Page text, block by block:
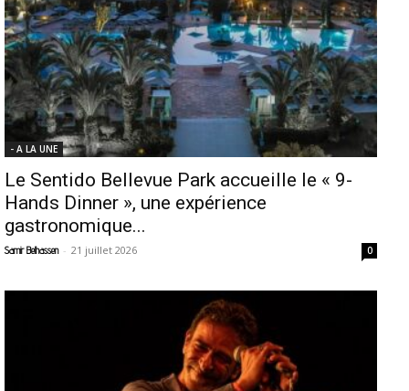
- A LA UNE
Le Sentido Bellevue Park accueille le « 9-
Hands Dinner », une expérience
gastronomique...
Samir Belhassen - 21 juillet 2026 0